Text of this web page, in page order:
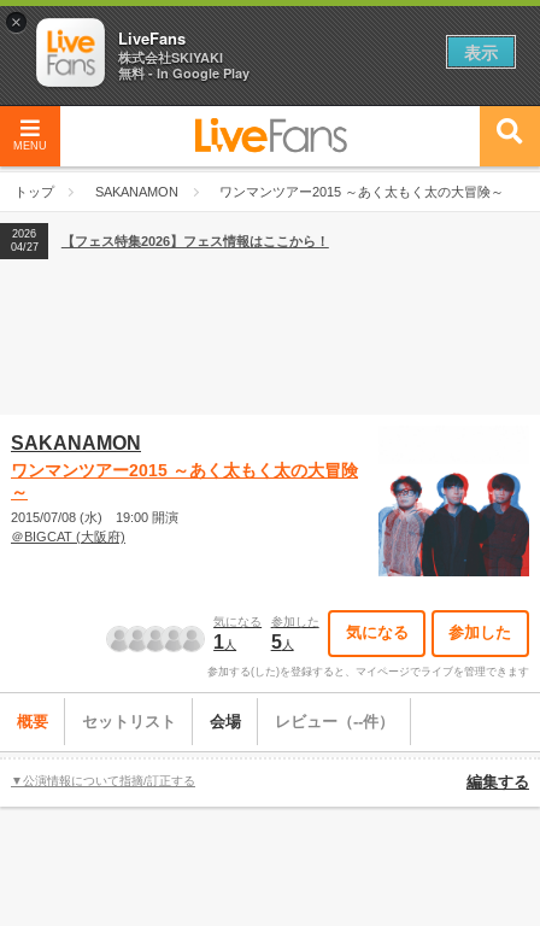
MENU
トップ SAKANAMON ワンマンツアー2015 ～あく太もく太の大冒険～
2026
04/27
2026
【ライブ動員ランキング】2026年上半期編発表！
2026
04/27
【フェス特集2026】フェス情報はここから！
SAKANAMON
ワンマンツアー2015 ～あく太もく太の大冒険
～
2015/07/08 (水) 19:00 開演
＠BIGCAT (大阪府)
気になる
1人
参加した
5人
気になる 参加した
参加する(した)を登録すると、マイページでライブを管理できます
概要 セットリスト 会場 レビュー（--件）
▼公演情報について指摘/訂正する 編集する
×
LiveFans
株式会社SKIYAKI
無料 - In Google Play
表示